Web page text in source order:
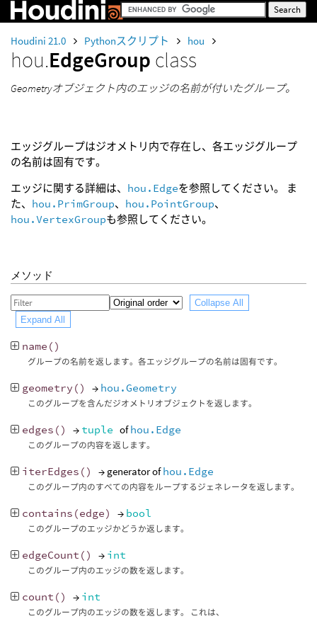
Houdini 21.0 Pythonスクリプト hou
hou.EdgeGroup class
Geometryオブジェクト内のエッジの名前が付いたグループ。
エッジグループはジオメトリ内で存在し、各エッジグループ
の名前は固有です。
エッジに関する詳細は、 hou.Edgeを参照してください。 ま
た、 hou.PrimGroup、 hou.PointGroup、
hou.VertexGroupも参照してください。
メソッド
Collapse All
Expand All
name ()
グループの名前を返します。各エッジグループの名前は固有です。
geometry () → hou.Geometry
このグループを含んだジオメトリオブジェクトを返します。
edges () → tuple ofhou.Edge
このグループの内容を返します。
iterEdges () → generator ofhou.Edge
このグループ内のすべての内容をループするジェネレータを返します。
contains (edge) → bool
このグループのエッジかどうか返します。
edgeCount () → int
このグループ内のエッジの数を返します。
count () → int
このグループ内のエッジの数を返します。 これは、